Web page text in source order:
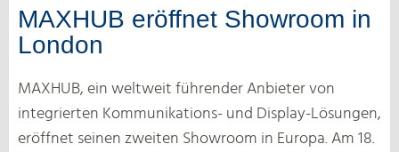
MAXHUB eröffnet Showroom in
London
MAXHUB, ein weltweit führender Anbieter von
integrierten Kommunikations- und Display-Lösungen,
eröffnet seinen zweiten Showroom in Europa. Am 18.